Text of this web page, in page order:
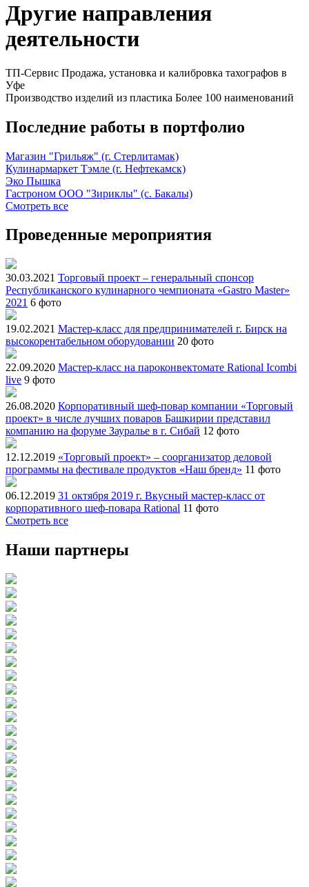
Другие направления
деятельности
ТП-Сервис Продажа, установка и калибровка тахографов в
Уфе
Производство изделий из пластика Более 100 наименований
Последние работы в портфолио
Магазин "Грильяж" (г. Стерлитамак)
Кулинармаркет Тэмле (г. Нефтекамск)
Эко Пышка
Гастроном ООО "Зириклы" (с. Бакалы)
Смотреть все
Проведенные мероприятия
30.03.2021 Торговый проект – генеральный спонсор
Республиканского кулинарного чемпионата «Gastro Master»
2021 6 фото
19.02.2021 Мастер-класс для предпринимателей г. Бирск на
высокорентабельном оборудовании 20 фото
22.09.2020 Мастер-класс на пароконвектомате Rational Icombi
live 9 фото
26.08.2020 Корпоративный шеф-повар компании «Торговый
проект» в числе лучших поваров Башкирии представил
компанию на форуме Зауралье в г. Сибай 12 фото
12.12.2019 «Торговый проект» – соорганизатор деловой
программы на фестивале продуктов «Наш бренд» 11 фото
06.12.2019 31 октября 2019 г. Вкусный мастер-класс от
корпоративного шеф-повара Rational 11 фото
Смотреть все
Наши партнеры